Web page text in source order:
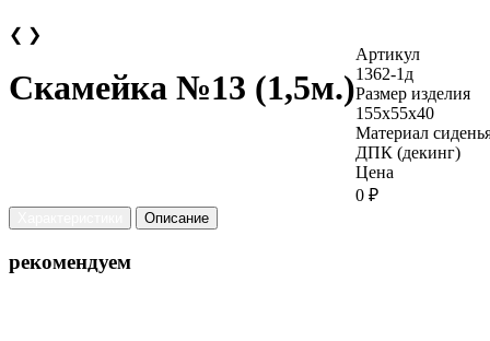
❮ ❯
Скамейка №13 (1,5м.)
Артикул
1362-1д
Размер изделия
155х55х40
Материал
ДПК (декинг)
Цена
0 ₽
Описание
рекомендуем